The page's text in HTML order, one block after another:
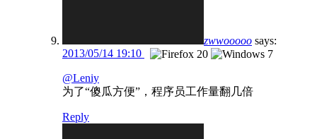
zwwooooo says:
2013/05/14 19:10
@Leniy
为了“傻瓜方便”，程序员工作量翻几倍
Reply